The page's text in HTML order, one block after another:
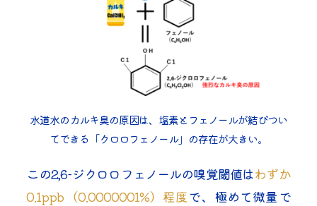
水道水のカルキ臭の原因は、塩素とフェノールが結びつい
てできる「クロロフェノール」の存在が大きい。
この2,6-ジクロロフェノールの嗅覚閾値はわずか
0.1ppb（0.0000001%）程度で、極めて微量で